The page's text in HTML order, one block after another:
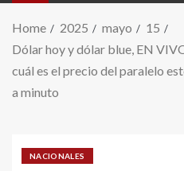
Home 2025 mayo
15
Dólar hoy y dólar blue, EN
cuál es el precio del paralelo
a minuto
NACIONALES